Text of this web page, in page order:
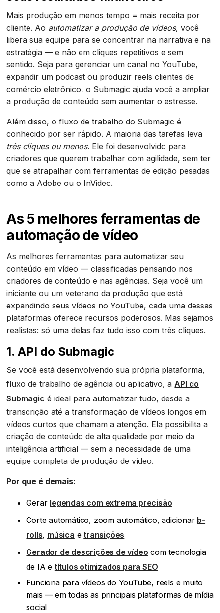
Mais produção em menos tempo = mais receita por
cliente. Ao automatizar a produção de vídeos, você
libera sua equipe para se concentrar na narrativa e na
estratégia — e não em cliques repetitivos e sem
sentido. Seja para gerenciar um canal no YouTube,
expandir um podcast ou produzir reels clientes de
comércio eletrônico, o Submagic ajuda você a ampliar
a produção de conteúdo sem aumentar o estresse.
Além disso, o fluxo de trabalho do Submagic é
conhecido por ser rápido. A maioria das tarefas leva
três cliques ou menos. Ele foi desenvolvido para
criadores que querem trabalhar com agilidade, sem ter
que se atrapalhar com ferramentas de edição pesadas
como a Adobe ou o InVideo.
As 5 melhores ferramentas de
automação de vídeo
As melhores ferramentas para automatizar seu
conteúdo em vídeo — classificadas pensando nos
criadores de conteúdo e nas agências. Seja você um
iniciante ou um veterano da produção que está
expandindo seus vídeos no YouTube, cada uma dessas
plataformas oferece recursos poderosos. Mas sejamos
realistas: só uma delas faz tudo isso com três cliques.
1.API do Submagic
Se você está desenvolvendo sua própria plataforma,
fluxo de trabalho de agência ou aplicativo, aAPI do
Submagic é ideal para automatizar tudo, desde a
transcrição até a transformação de vídeos longos em
vídeos curtos que chamam a atenção. Ela possibilita a
criação de conteúdo de alta qualidade por meio da
inteligência artificial — sem a necessidade de uma
equipe completa de produção de vídeo.
Por que é demais:
Gerar legendas com extrema precisão
Corte automático, zoom automático, adicionar b-
rolls, música e transições
Gerador de descrições de vídeo com tecnologia
de IA e títulos otimizados para SEO
Funciona para vídeos do YouTube, reels e muito
mais — em todas as principais plataformas de mídia
social